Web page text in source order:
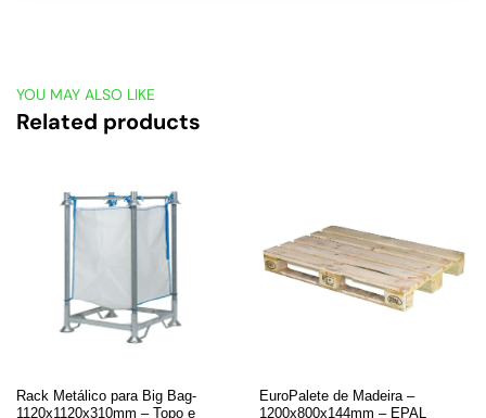
YOU MAY ALSO LIKE
Related products
Rack Metálico para Big Bag-
1120x1120x310mm – Topo e
EuroPalete de Madeira –
1200x800x144mm – EPAL